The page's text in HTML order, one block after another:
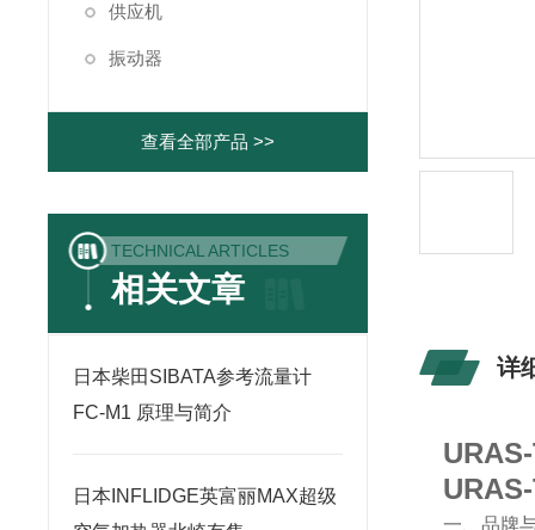
供应机
振动器
查看全部产品 >>
TECHNICAL ARTICLES
相关文章
日本柴田SIBATA参考流量计
FC-M1 原理与简介
日本INFLIDGE英富丽MAX超级
详
一、品牌